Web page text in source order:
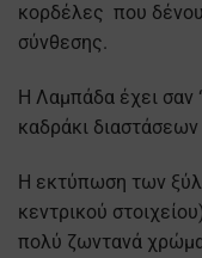
κορδέλες που
σύνθεσης.
Η Λαμπάδα έχει σαν
καδράκι
Η εκτύπωση των
κεντρικού
πολύ ζωντανά